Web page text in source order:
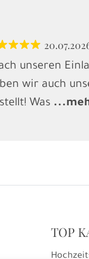
unseren
wir auch
Was ...
TOP